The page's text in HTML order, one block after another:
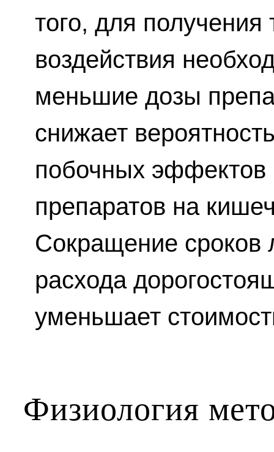
того, для получения
воздействия
меньшие дозы
снижает
побочных эффектов
препаратов на
Сокращение сроков
расхода
уменьшает
Физиология